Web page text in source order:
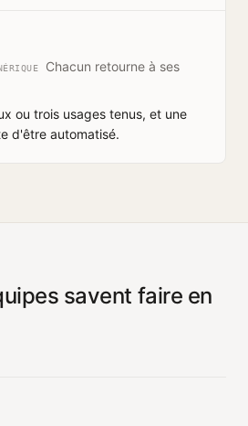
Chacun retourne à ses
ou trois usages tenus, et une
d'être automatisé.
savent faire en